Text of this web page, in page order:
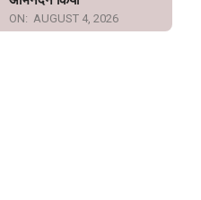
ON: AUGUST 4, 2026